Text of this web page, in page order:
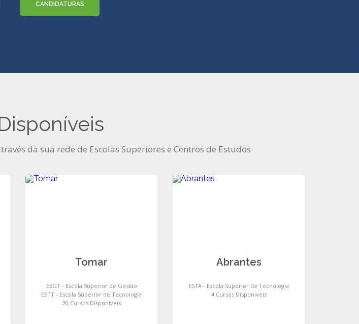
CANDIDATURAS
da sua rede de Escolas Superiores e Centros de Estudos
Tomar
ESGT - Escola Superior de Gestão
ESTT - Escola Superior de Tecnologia
20 Cursos Disponíveis
Abrantes
ESTA - Escola Superior de Tecnologia
4 Cursos Disponíveis